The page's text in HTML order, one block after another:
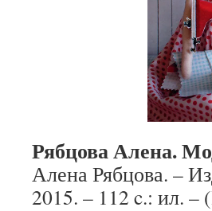
Рябцова Алена.
Алена Рябцова. –
2015. – 112 c.: ил. –